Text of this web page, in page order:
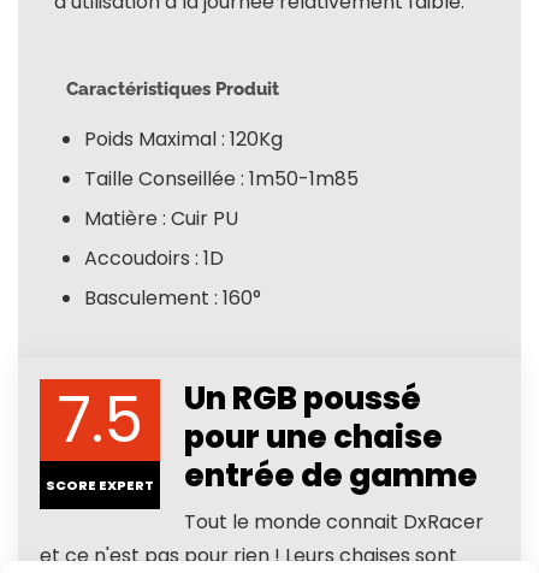
Caractéristiques Produit
Poids Maximal : 120Kg
Taille Conseillée : 1m50-1m85
Matière : Cuir PU
Accoudoirs : 1D
Basculement : 160°
7.5
SCORE EXPERT
Un RGB poussé
pour une chaise
entrée de gamme
Tout le monde connait DxRacer
et ce n'est pas pour rien ! Leurs chaises sont